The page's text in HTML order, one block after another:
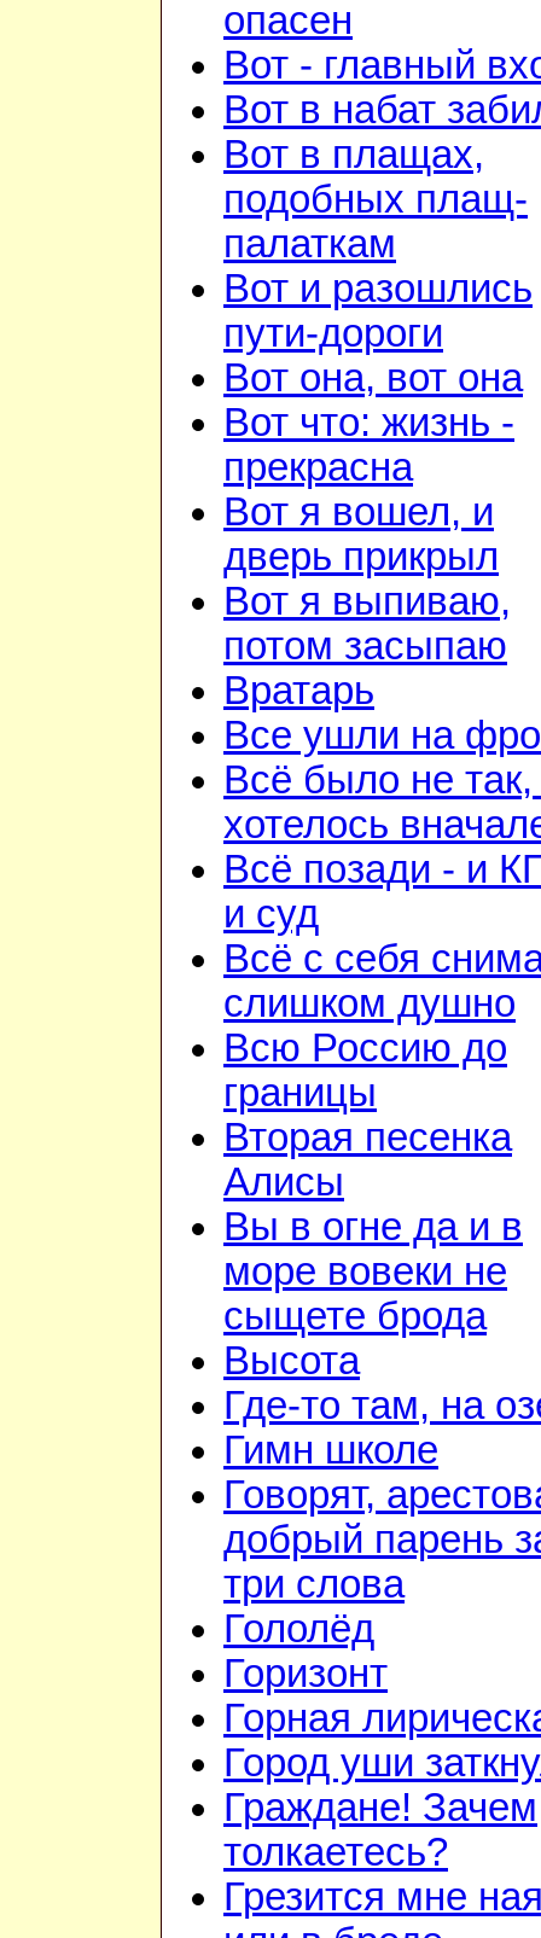
опасен
Вот - главный
Вот в набат
Вот в плащах,
подобных плащ-
палаткам
Вот и разошлись
пути-дороги
Вот она, вот она
Вот что: жизнь -
прекрасна
Вот я вошел, и
дверь прикрыл
Вот я выпиваю,
потом засыпаю
Вратарь
Все ушли на
Всё было не так,
хотелось
Всё позади - и
и суд
Всё с себя
слишком душно
Всю Россию до
границы
Вторая песенка
Алисы
Вы в огне да и в
море вовеки не
сыщете брода
Высота
Где-то там, на
Гимн школе
Говорят,
добрый парень
три слова
Гололёд
Горизонт
Горная
Город уши
Граждане! Зачем
толкаетесь?
Грезится мне